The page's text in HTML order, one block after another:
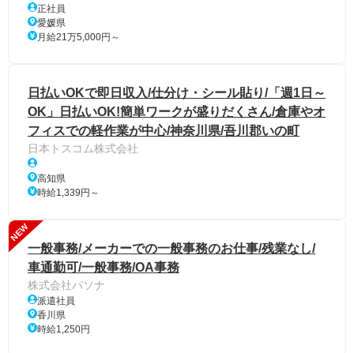
正社員
愛媛県
月給21万5,000円～
日払いOKで即日収入/仕分け・シール貼り/「週1日～
OK」日払いOK!簡単ワークが盛りだくさん/倉庫やオ
フィスでの軽作業が中心/神奈川県/吾川郡いの町
日本トスコム株式会社
高知県
時給1,339円～
NEW
一般事務/メーカーでの一般事務のお仕事/残業なし/
車通勤可/一般事務/OA事務
株式会社パソナ
派遣社員
香川県
時給1,250円